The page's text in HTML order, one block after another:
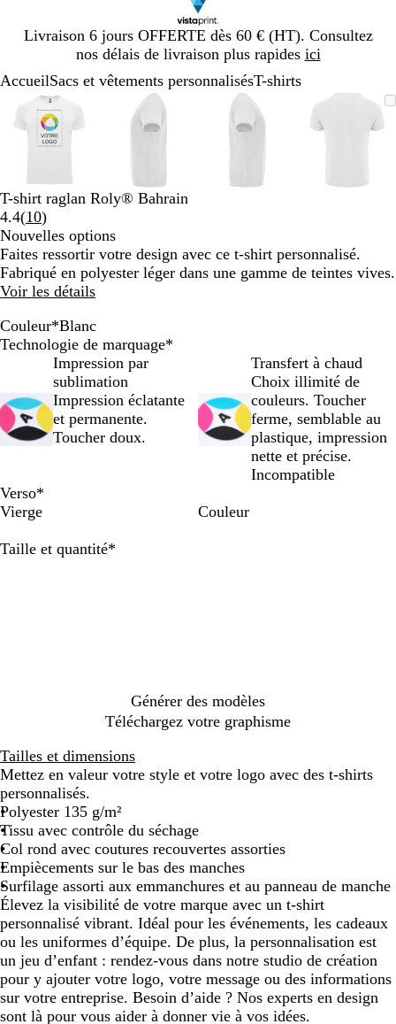
Livraison 6 jours OFFERTE dès 60 € (HT). Consultez
nos délais de livraison plus rapides ici
Diapositive
1
AccueilSacs et vêtements personnalisésT-shirts
Image
zoomable
Zoom
au
minimum
Cliquez
pour
développer
Utilisez
les
touches
moins
pour
zoomer
les
touches
fléchées
pour
faire
défiler
Image
zoomable
Zoom
au
minimum
Cliquez
pour
développer
Utilisez
les
touches
moins
et
les
touches
faire
défiler
Image
zoomable
Zoom
au
minimum
Cliquez
pour
développer
Utilisez
les
touches
moins
et
les
touches
défiler
Image
Zoom
Cliquez
Utilisez
touches
moins
et
défiler
Diapositive
T-shirt raglan Roly® Bahrain
4.4(10Lire
les
10
avis
)
Nouvelles options
Faites ressortir votre design avec ce t-shirt personnalisé.
Fabriqué en polyester léger dans une gamme de teintes vives.
Voir les détails
Couleur*Blanc
B
n
G
s
B
u
i
T
q
o
e
R
e
l
C
a
l
u
o
V
l
J
n
M
e
a
î
h
J
n
f
o
O
n
e
u
o
V
i
Technologie de marquage*
Impression par
sublimation
Impression éclatante
et permanente.
Toucher doux.
Transfert à chaud
Choix illimité de
couleurs. Toucher
ferme, semblable au
plastique, impression
nette et précise.
Incompatible
Verso*
Vierge
Couleur
Taille et quantité*
Générer des modèles
Téléchargez votre graphisme
Tailles et dimensions
Mettez en valeur votre style et votre logo avec des t-shirts
personnalisés.
Polyester 135 g/m²
Tissu avec contrôle du séchage
Col rond avec coutures recouvertes assorties
Empiècements sur le bas des manches
Surfilage assorti aux emmanchures et au panneau de manche
Élevez la visibilité de votre marque avec un t-shirt
personnalisé vibrant. Idéal pour les événements, les cadeaux
ou les uniformes d’équipe. De plus, la personnalisation est
un jeu d’enfant : rendez-vous dans notre studio de création
pour y ajouter votre logo, votre message ou des informations
sur votre entreprise. Besoin d’aide ? Nos experts en design
sont là pour vous aider à donner vie à vos idées.